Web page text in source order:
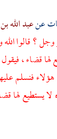
عنعبد الله
؟ قالوا الله
قضاء ، فيقول
فنسلم
يستطيع لها